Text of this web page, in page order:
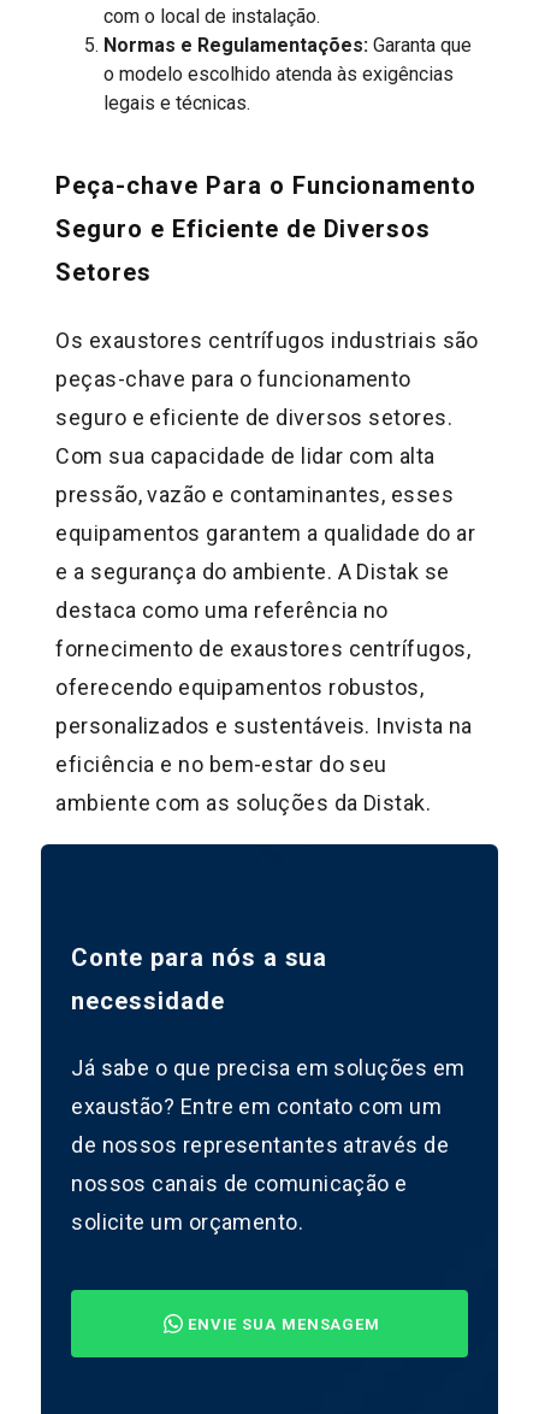
com o local de instalação.
Normas e Regulamentações: Garanta que
o modelo escolhido atenda às exigências
legais e técnicas.
Peça-chave Para o Funcionamento
Seguro e Eficiente de Diversos
Setores
Os exaustores centrífugos industriais são
peças-chave para o funcionamento
seguro e eficiente de diversos setores.
Com sua capacidade de lidar com alta
pressão, vazão e contaminantes, esses
equipamentos garantem a qualidade do ar
e a segurança do ambiente. A Distak se
destaca como uma referência no
fornecimento de exaustores centrífugos,
oferecendo equipamentos robustos,
personalizados e sustentáveis. Invista na
eficiência e no bem-estar do seu
ambiente com as soluções da Distak.
Conte para nós a sua
necessidade
Já sabe o que precisa em soluções em
exaustão? Entre em contato com um
de nossos representantes através de
nossos canais de comunicação e
solicite um orçamento.
ENVIE SUA MENSAGEM